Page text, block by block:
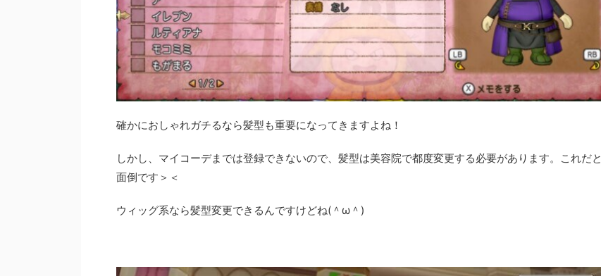
確かにおしゃれガチるなら髪型も重要になってきますよね！
しかし、マイコーデまでは登録できないので、髪型は美容院で都度変更する必要があります。これだと
面倒です＞＜
ウィッグ系なら髪型変更できるんですけどね(＾ω＾)